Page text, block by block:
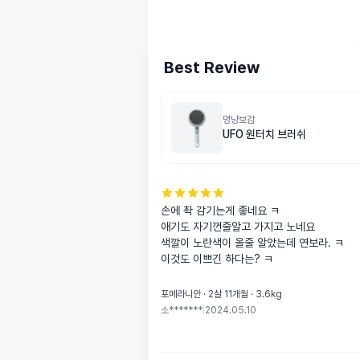
Best Review
멍냥보감
UFO 원터치 브러쉬
손에 촥 감기는게 좋네요 ㅋ
애기도 자기껀줄알고 가지고 노네요
색깔이 노란색이 올줄 알았는데 연보라. ㅋ
이것도 이쁘긴 하다는? ㅋ
포메라니안 · 2살 11개월 · 3.6kg
소******* 2024.05.10